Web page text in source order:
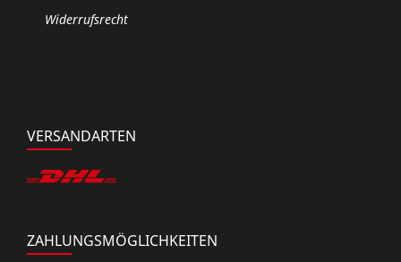
Widerrufsrecht
VERSANDARTEN
ZAHLUNGSMÖGLICHKEITEN